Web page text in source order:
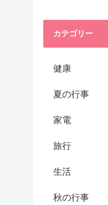
カテゴリー
健康
夏の行事
家電
旅行
生活
秋の行事